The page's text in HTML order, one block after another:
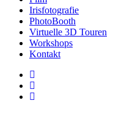
Irisfotografie
PhotoBooth
Virtuelle 3D Touren
Workshops
Kontakt